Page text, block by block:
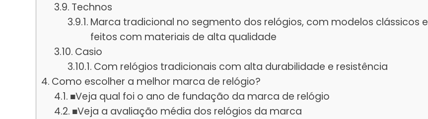
Technos
Marca tradicional no segmento dos relógios, com modelos clássicos e
feitos com materiais de alta qualidade
Casio
Com relógios tradicionais com alta durabilidade e resistência
Como escolher a melhor marca de relógio?
■Veja qual foi o ano de fundação da marca de relógio
■Veja a avaliação média dos relógios da marca